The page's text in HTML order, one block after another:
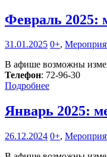
Февраль 2025:
31.01.2025 0+,
В афише возможны
Телефон: 72-96-30
Подробнее
Январь 2025:
26.12.2024 0+,